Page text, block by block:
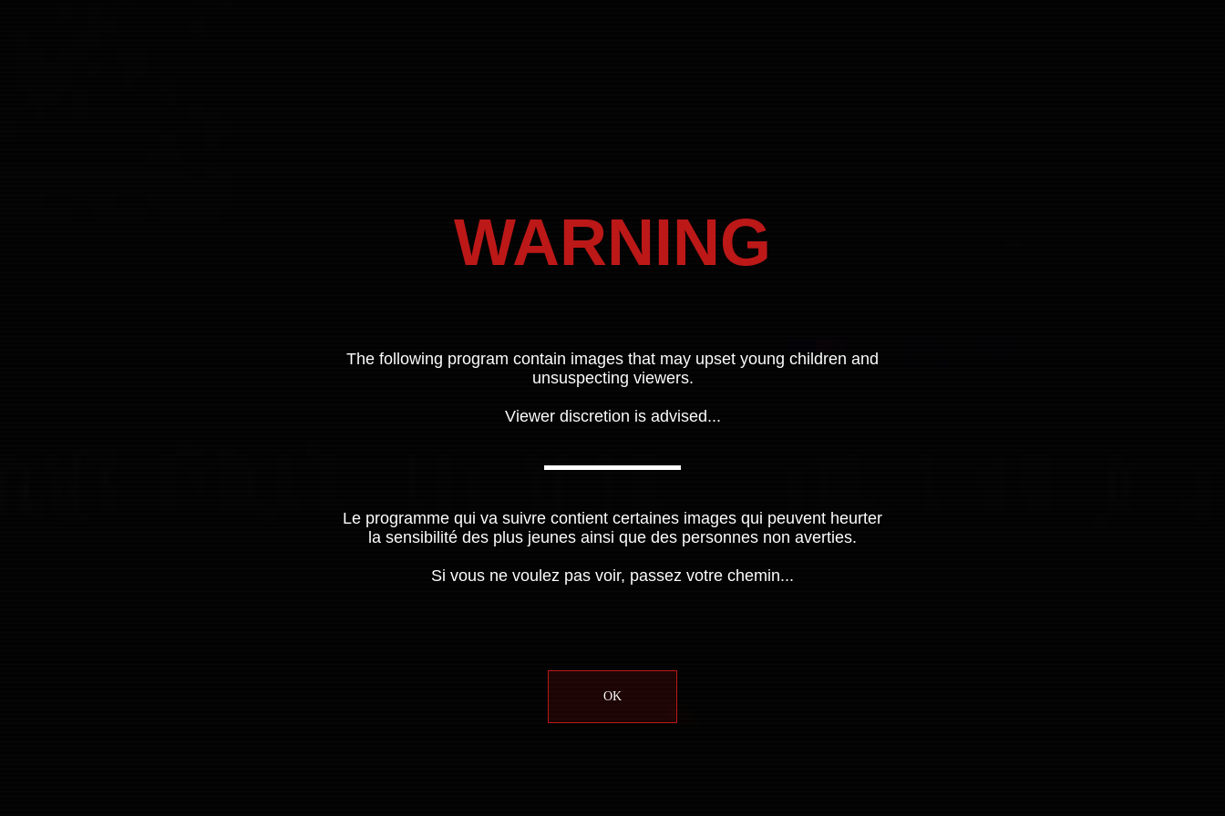
WARNING
The following program contain images that may upset young children and
unsuspecting viewers.
Viewer discretion is advised...
Le programme qui va suivre contient certaines images qui peuvent heurter
la sensibilité des plus jeunes ainsi que des personnes non averties.
Si vous ne voulez pas voir, passez votre chemin...
OK